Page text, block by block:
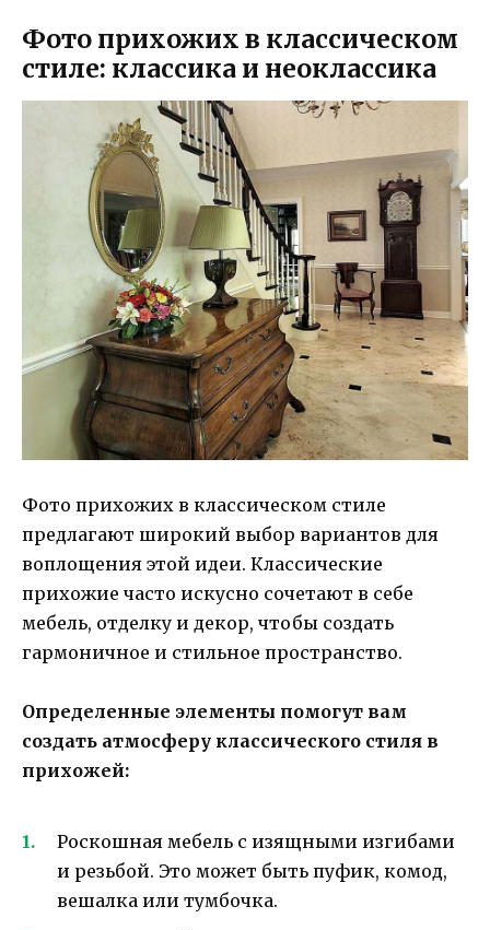
Фото прихожих в классическом
стиле: классика и неоклассика
Фото прихожих в классическом стиле
предлагают широкий выбор вариантов для
воплощения этой идеи. Классические
прихожие часто искусно сочетают в себе
мебель, отделку и декор, чтобы создать
гармоничное и стильное пространство.
Определенные элементы помогут вам
создать атмосферу классического стиля в
прихожей:
Роскошная мебель с изящными изгибами
и резьбой. Это может быть пуфик, комод,
вешалка или тумбочка.